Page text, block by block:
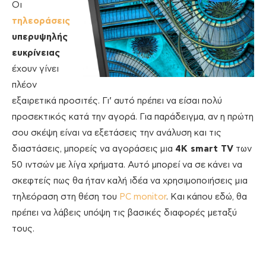
Οι
τηλεοράσεις
υπερυψηλής
ευκρίνειας
έχουν γίνει
πλέον
εξαιρετικά προσιτές. Γι’ αυτό πρέπει να είσαι πολύ
προσεκτικός κατά την αγορά. Για παράδειγμα, αν η πρώτη
σου σκέψη είναι να εξετάσεις την ανάλυση και τις
διαστάσεις, μπορείς να αγοράσεις μια 4K smart TV των
50 ιντσών με λίγα χρήματα. Αυτό μπορεί να σε κάνει να
σκεφτείς πως θα ήταν καλή ιδέα να χρησιμοποιήσεις μια
τηλεόραση στη θέση του PC monitor. Και κάπου εδώ, θα
πρέπει να λάβεις υπόψη τις βασικές διαφορές μεταξύ
τους.